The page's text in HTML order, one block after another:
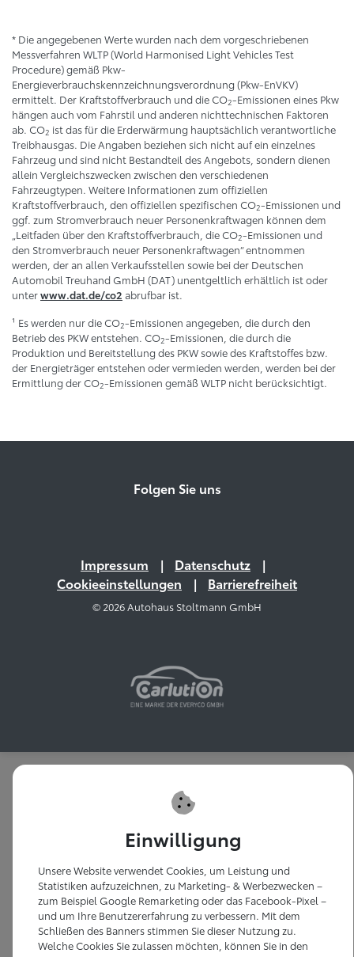
* Die angegebenen Werte wurden nach dem vorgeschriebenen
Messverfahren WLTP (World Harmonised Light Vehicles Test
Procedure) gemäß Pkw-
Energieverbrauchskennzeichnungsverordnung (Pkw-EnVKV)
ermittelt. Der Kraftstoffverbrauch und die CO2-Emissionen eines Pkw
hängen auch vom Fahrstil und anderen nichttechnischen Faktoren
ab. CO2 ist das für die Erderwärmung hauptsächlich verantwortliche
Treibhausgas. Die Angaben beziehen sich nicht auf ein einzelnes
Fahrzeug und sind nicht Bestandteil des Angebots, sondern dienen
allein Vergleichszwecken zwischen den verschiedenen
Fahrzeugtypen. Weitere Informationen zum offiziellen
Kraftstoffverbrauch, den offiziellen spezifischen CO2-Emissionen und
ggf. zum Stromverbrauch neuer Personenkraftwagen können dem
„Leitfaden über den Kraftstoffverbrauch, die CO2-Emissionen und
den Stromverbrauch neuer Personenkraftwagen“ entnommen
werden, der an allen Verkaufsstellen sowie bei der Deutschen
Automobil Treuhand GmbH (DAT) unentgeltlich erhältlich ist oder
unterwww.dat.de/co2 abrufbar ist.
¹ Es werden nur die CO2-Emissionen angegeben, die durch den
Betrieb des PKW entstehen. CO2-Emissionen, die durch die
Produktion und Bereitstellung des PKW sowie des Kraftstoffes bzw.
der Energieträger entstehen oder vermieden werden, werden bei der
Ermittlung der CO2-Emissionen gemäß WLTP nicht berücksichtigt.
Folgen Sie uns
Impressum
Datenschutz
Cookieeinstellungen
Barrierefreiheit
© 2026 Autohaus Stoltmann GmbH
Einwilligung
Unsere Website verwendet Cookies, um Leistung und
Statistiken aufzuzeichnen, zu Marketing- & Werbezwecken –
zum Beispiel Google Remarketing oder das Facebook-Pixel –
und um Ihre Benutzererfahrung zu verbessern. Mit dem
Schließen des Banners stimmen Sie dieser Nutzung zu.
Welche Cookies Sie zulassen möchten, können Sie in den